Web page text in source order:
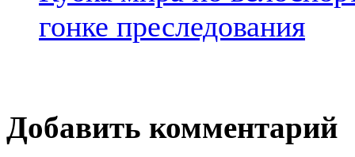
гонке преследования
Добавить комментарий